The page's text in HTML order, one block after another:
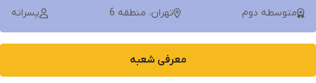
متوسطه دوم تهران، منطقه 6 پسرانه
معرفی شعبه